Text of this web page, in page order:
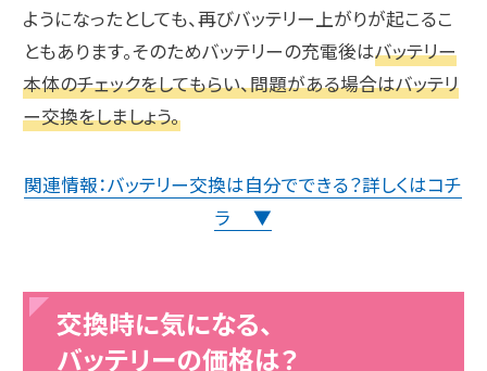
ようになったとしても、再びバッテリー上がりが起こるこ
ともあります。そのためバッテリーの充電後はバッテリー
本体のチェックをしてもらい、問題がある場合はバッテリ
ー交換をしましょう。
関連情報：バッテリー交換は自分でできる？詳しくはコチ
ラ ▼
交換時に気になる、
バッテリーの価格は？